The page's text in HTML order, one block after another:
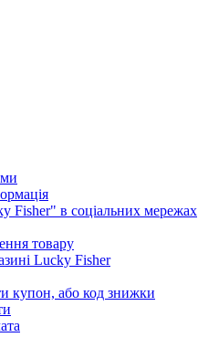
Fisher" в соціальних мережах
товару
Lucky Fisher
купон, або код знижки